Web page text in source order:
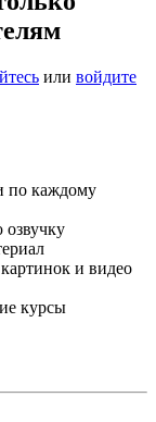
или войдите
по каждому
озвучку
и видео
курсы